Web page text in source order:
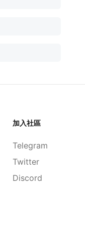
加入社區
Telegram
Twitter
Discord